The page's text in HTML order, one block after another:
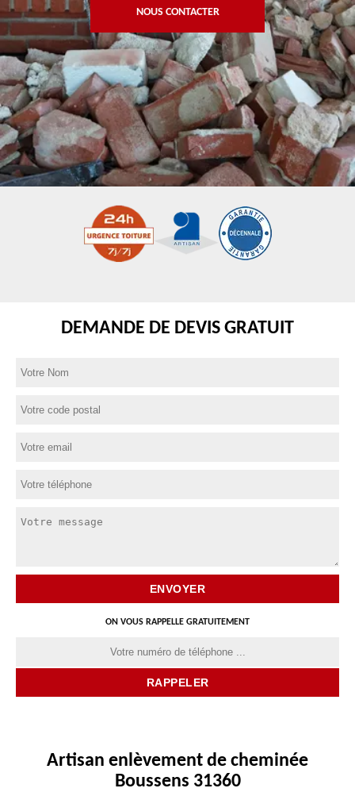
NOUS CONTACTER
DEMANDE DE DEVIS GRATUIT
ON VOUS RAPPELLE GRATUITEMENT
Artisan enlèvement de cheminée
Boussens 31360